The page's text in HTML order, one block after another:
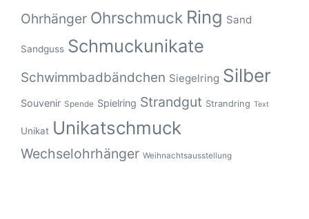
Ohrhänger Ohrschmuck Ring Sand
Sandguss Schmuckunikate
Schwimmbadbändchen Siegelring Silber
Souvenir Spende Spielring Strandgut Strandring Text
Unikat Unikatschmuck
Wechselohrhänger Weihnachtsausstellung